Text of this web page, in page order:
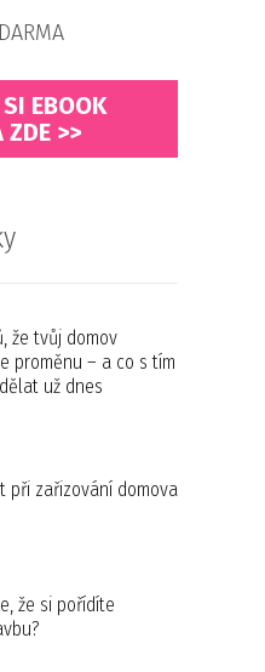
EBOOK
ZDE >>
že tvůj domov
proměnu – a co s tím
už dnes
při zařizování domova
že si pořídíte